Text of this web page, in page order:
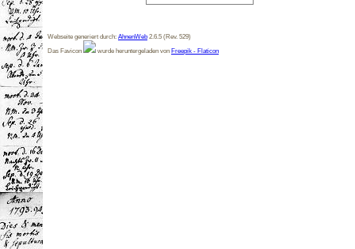
Webseite generiert durch: AhnenWeb 2.6.5 (Rev. 529)
Das Favicon
wurde heruntergeladen von Freepik - Flaticon